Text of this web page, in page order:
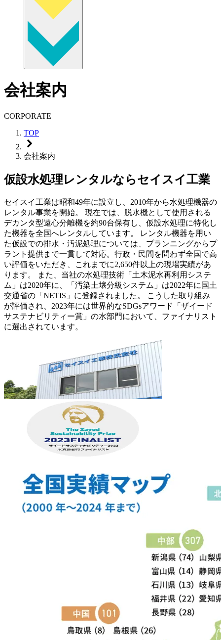
会社案内
CORPORATE
TOP
会社案内
仮設水処理レンタルならセイスイ工業
セイスイ工業は昭和49年に設立し、2010年から水処理機器の
レンタル事業を開始。 現在では、脱水機として使用される
デカンタ型遠心分離機を約90台保有し、仮設水処理に特化し
た機器を全国へレンタルしています。 レンタル機器を用い
た仮設での排水・汚泥処理については、プランニングからプ
ラント提供まで一貫して対応。行政・民間を問わず全国で高
い評価をいただき、これまでに2,650件以上の現場実績があ
ります。 また、当社の水処理技術「土木泥水再利用システ
ム」は2020年に、「汚染土壌分級システム」は2022年に国土
交通省の「NETIS」に登録されました。 こうした取り組み
が評価され、2023年には世界的なSDGsアワード「ザイード
サステナビリティー賞」の水部門において、ファイナリスト
に選出されています。